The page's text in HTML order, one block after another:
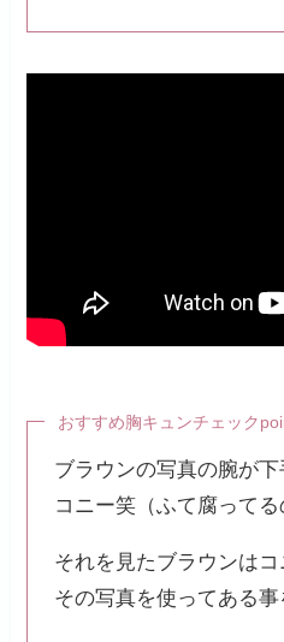
おすすめ胸キュンチェック
ブラウンの写真の腕が
コニー笑（ふて腐ってる
それを見たブラウンは
その写真を使ってある事